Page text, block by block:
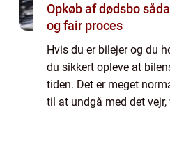
Opkøb af dødsbo sådan foregår en tryg
og fair proces
Hvis du er bilejer og du
du sikkert opleve at
tiden. Det er meget
til at undgå med det